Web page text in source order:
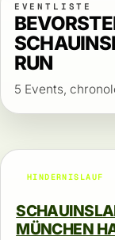
EVENTLISTE
RUN
5 Events,
HINDERNISLAUF
MÜNCHEN